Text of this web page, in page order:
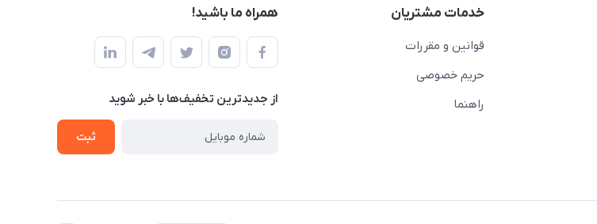
خدمات مشتریان
قوانین و مقررات
حریم خصوصی
راهنما
همراه ما باشید!
از جدید‌ترین تخفیف‌ها با‌ خبر شوید
ثبت